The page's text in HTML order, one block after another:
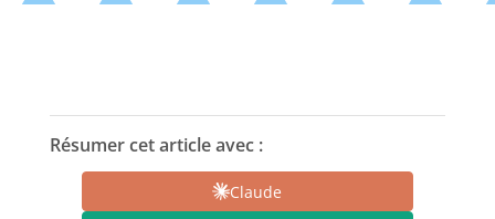
Résumer cet article avec :
Claude